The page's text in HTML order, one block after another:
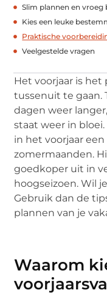
Slim plannen en vroeg
Kies een leuke
Praktische
Veelgestelde vragen
Het voorjaar is
tussenuit te gaan.
dagen weer
staat weer in
in het voorjaar
zomermaanden.
goedkoper uit in
hoogseizoen. Wil
Gebruik dan de
plannen van je
Waarom